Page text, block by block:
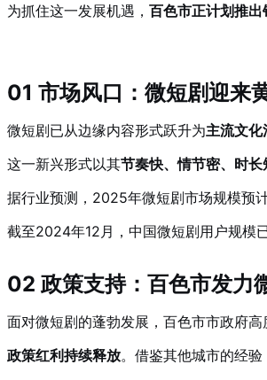
为抓住这一发展机遇， 百色市正计划推
01 市场风口：微短剧迎来
微短剧已从边缘内容形式跃升为主流文
这一新兴形式以其节奏快、情节密、时长
据行业预测，2025年微短剧市场规模预
截至2024年12月，中国微短剧用户规模
02 政策支持：百色市发力
面对微短剧的蓬勃发展，百色市市政府
政策红利持续释放。借鉴其他城市的经